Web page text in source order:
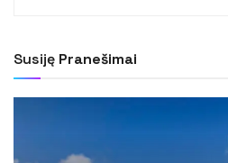
Susiję Pranešimai